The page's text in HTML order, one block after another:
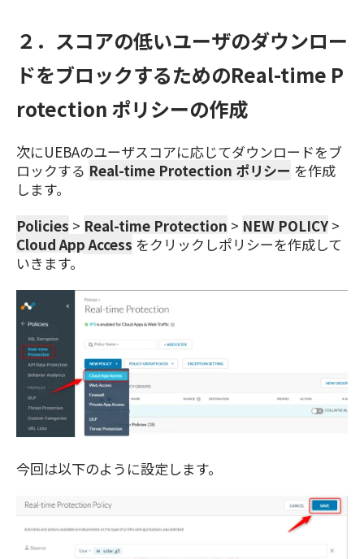
２．スコアの低いユーザのダウンロー
ドをブロックするためのReal-time P
rotection ポリシーの作成
次にUEBAのユーザスコアに応じてダウンロードをブ
ロックする Real-time Protection ポリシー を作成
します。
Policies > Real-time Protection > NEW POLICY >
Cloud App Access をクリックしポリシーを作成して
いきます。
今回は以下のように設定します。